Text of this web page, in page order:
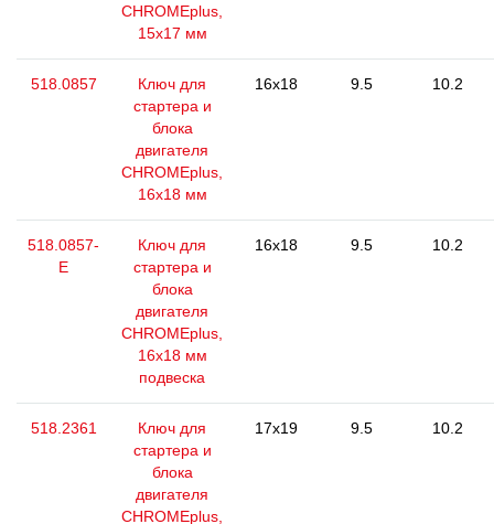
CHROMEplus,
15x17 мм
518.0857
Ключ для
стартера и
блока
двигателя
CHROMEplus,
16х18 мм
16x18 9.5 10.2
518.0857-
E
Ключ для
стартера и
блока
двигателя
CHROMEplus,
16х18 мм
подвеска
16x18 9.5 10.2
518.2361
Ключ для
стартера и
блока
двигателя
CHROMEplus,
17x19 9.5 10.2